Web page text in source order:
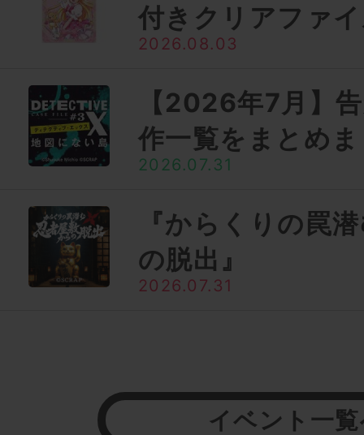
付きクリアファ
2026.08.03
【2026年7月】
作一覧をまとめ
2026.07.31
『からくりの罠
の脱出』
2026.07.31
イベント一